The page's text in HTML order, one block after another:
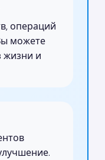
операций
можете
жизни и